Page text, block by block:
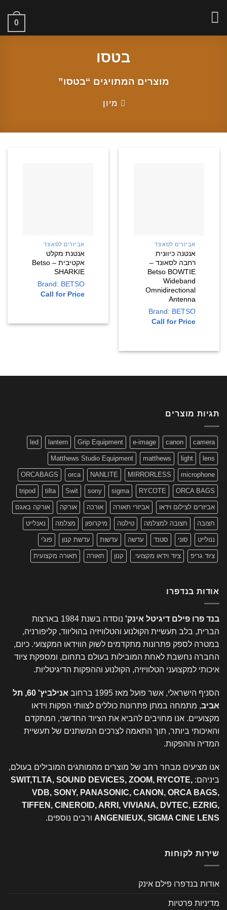
0
בטסו
מוצרים המתויגים “בטסו”
מיון
אביזרים לסאונד
אנטנה כיוונית
רחבה לסאונד –
Betso BOWTIE
Wideband
Omnidirectional
Antenna
Brand: BETSO
Call for Price
אביזרים לסאונד
אנטנת מקלט
אקטיבית – Betso
SHARKIE
Brand: BETSO
Call for Price
תגיות מוצרים
camera
canon
e-image
Grip Equipment
lantern
led
lens
light
matthews
Matthews Studio Equipment
microphone
MIRRORLESS
NANLITE
orca
ORCABAGS
ORCA BAGS
RYCOTE
sigma
sony
Swit
tilta
tripod
אביזרים לצילום וידאו אביזרי תאורה אורכה אורקה אורקה באגס
חצובה חצובה למצלמה טילטה מיקרופון מצלמה נאנלייט
ננולייט סוני סטנד עדשה עדשות עדשת קנון פוג'י
ציוד גריפ ציוד וידאו מקצועי. קנון תאורה תאורה מקצועית
אודות בנדפרו
בנד פרו פילם דיגיטל אינק'
נוסדה בשנת 1984 בארצות
הברית, בלב תעשיית הקולנוע והטלוויזיה בהוליווד, קליפורניה,
במטרה לספק פתרונות מתקדמים לשוק הווידאו המקצועי. כיום,
החברה נחשבת לאחת המובילות בעולם בתחום, ומספקת ציוד
איכותי למקצועני הטלוויזיה, הקולנוע וההפקות הדיגיטליות.
הסניף הישראלי, אשר פועל מאז 1995 ברחוב
אנילביץ' 60, תל
אביב, מתמחה במתן פתרונות כוללים לצוותי הפקות וידאו
מקצועיים. אנו מחויבים להביא את הציוד החדשני, המתקדם
והאיכותי ביותר, תוך התאמה לצרכים המשתנים של תעשיית
המדיה וההפקות.
אנו מציעים מבחר רחב של מוצרים מהמותגים המובילים בעולם,
ביניהם: SWIT,TLTA, SOUND DEVICES, ZOOM, RYCOTE,
VDB, SONY, PANASONIC, CANON, ORCA BAGS,
TIFFEN, CINEROID, ARRI, VIVIANA, DVTEC, EZRIG,
ANGENIEUX, SIGMA CINE LENS ורבים נוספים.
שירות לקוחות
אודות בנדפרו פילם אינק
מדיניות פרטיות